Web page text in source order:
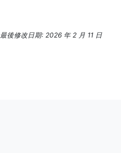
最後修改日期: 2026 年 2 月 11 日